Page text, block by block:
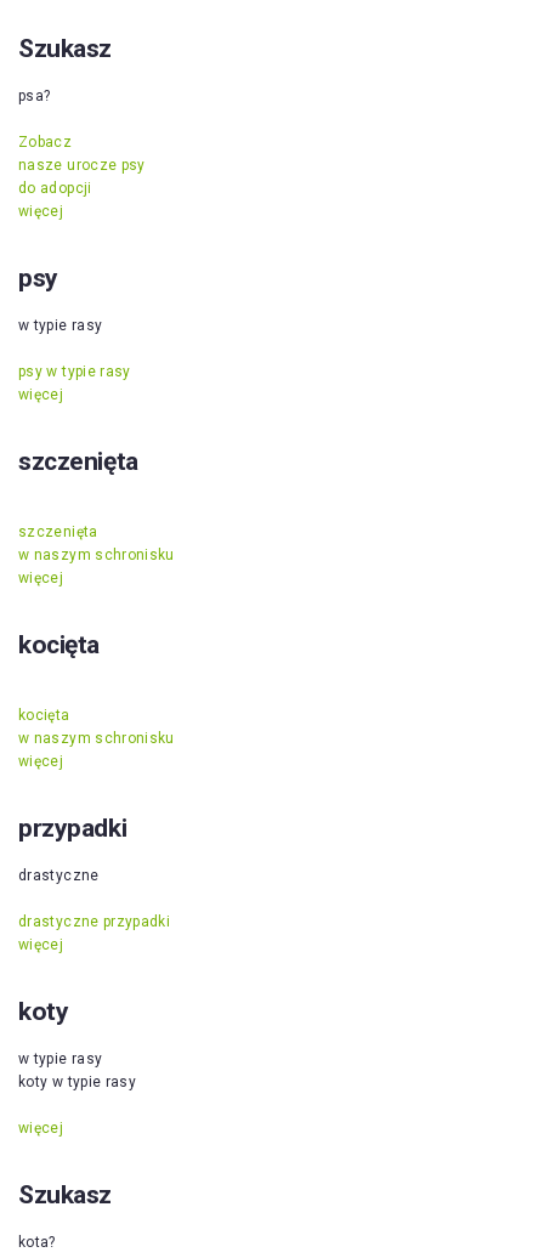
Szukasz
psa?
Zobacz
nasze urocze psy
do adopcji
więcej
psy
w typie rasy
psy w typie rasy
więcej
szczenięta
szczenięta
w naszym schronisku
więcej
kocięta
kocięta
w naszym schronisku
więcej
przypadki
drastyczne
drastyczne przypadki
więcej
koty
w typie rasy
koty w typie rasy
więcej
Szukasz
kota?